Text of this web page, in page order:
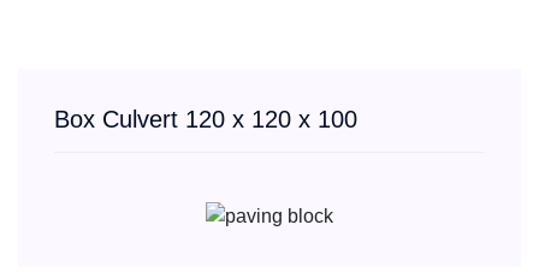
Box Culvert 120 x 120 x 100